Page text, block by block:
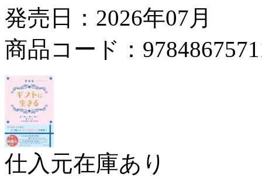
発売日：2026年07月
商品コード：
仕入元在庫あり